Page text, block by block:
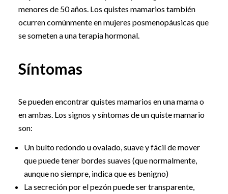
menores de 50 años. Los quistes mamarios también
ocurren comúnmente en mujeres posmenopáusicas que
se someten a una terapia hormonal.
Síntomas
Se pueden encontrar quistes mamarios en una mama o
en ambas. Los signos y síntomas de un quiste mamario
son:
Un bulto redondo u ovalado, suave y fácil de mover
que puede tener bordes suaves (que normalmente,
aunque no siempre, indica que es benigno)
La secreción por el pezón puede ser transparente,